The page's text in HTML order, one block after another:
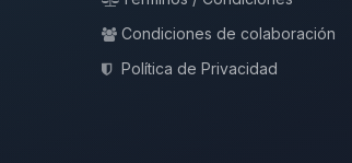
Condiciones de colaboración
Política de Privacidad